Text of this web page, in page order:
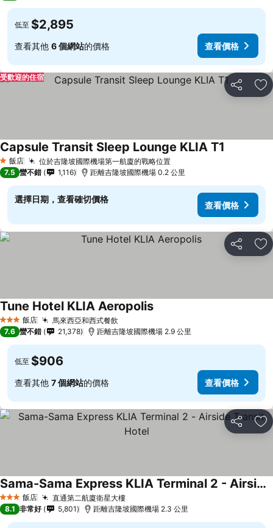
低至 $2,895
查看其他 6 個網站的價格 查看價格
分享 加
受歡迎的住宿
1 星級
飯店 位於吉隆坡國際機場第一航廈的戰略位置
Capsule Transit Sleep Lounge KLIA T1
7.5 蠻不錯 1,116 距離吉隆坡國際機場 0.2 公里
選擇日期，查看確切價格
查看價格
分享 加
3 星級 飯店 馬來西亞和西式餐飲
Tune Hotel KLIA Aeropolis
7.6 蠻不錯 21,378 距離吉隆坡國際機場 2.9 公里
低至 $906
查看其他 7 個網站的價格 查看價格
分享 加
3 星級 飯店 直通第二航廈衛星大樓
Sama-Sama Express KLIA Terminal 2 - Airside Transit Hotel
8.1 非常好 5,801 距離吉隆坡國際機場 2.3 公里